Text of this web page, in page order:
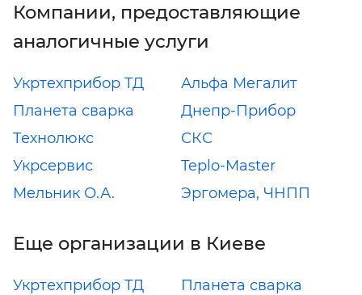
Компании, предоставляющие
аналогичные услуги
Укртехприбор ТД
Альфа Мегалит
Планета сварка
Днепр-Прибор
Технолюкс
СКС
Укрсервис
Teplo-Master
Мельник О.А.
Эргомера, ЧНПП
Еще организации в Киеве
Укртехприбор ТД
Планета сварка